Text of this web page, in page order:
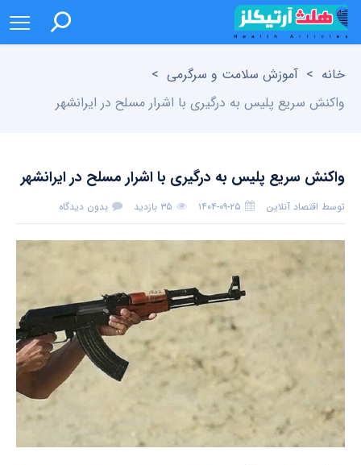
خانه > آموزش سلامت و سرگرمی >
واکنش سریع پلیس به درگیری با اشرار مسلح در ایرانشهر
واکنش سریع پلیس به درگیری با اشرار مسلح در ایرانشهر
توسط اقتصاد آنلاین ۱۴۰۴-۰۹-۲۵ ۳۵ بازدید بدون دیدگاه